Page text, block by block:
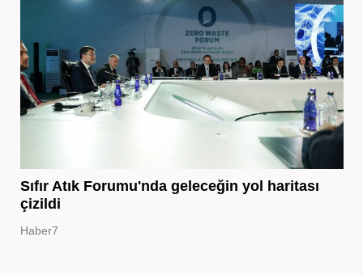
Sıfır Atık Forumu'nda geleceğin yol haritası
çizildi
Haber7